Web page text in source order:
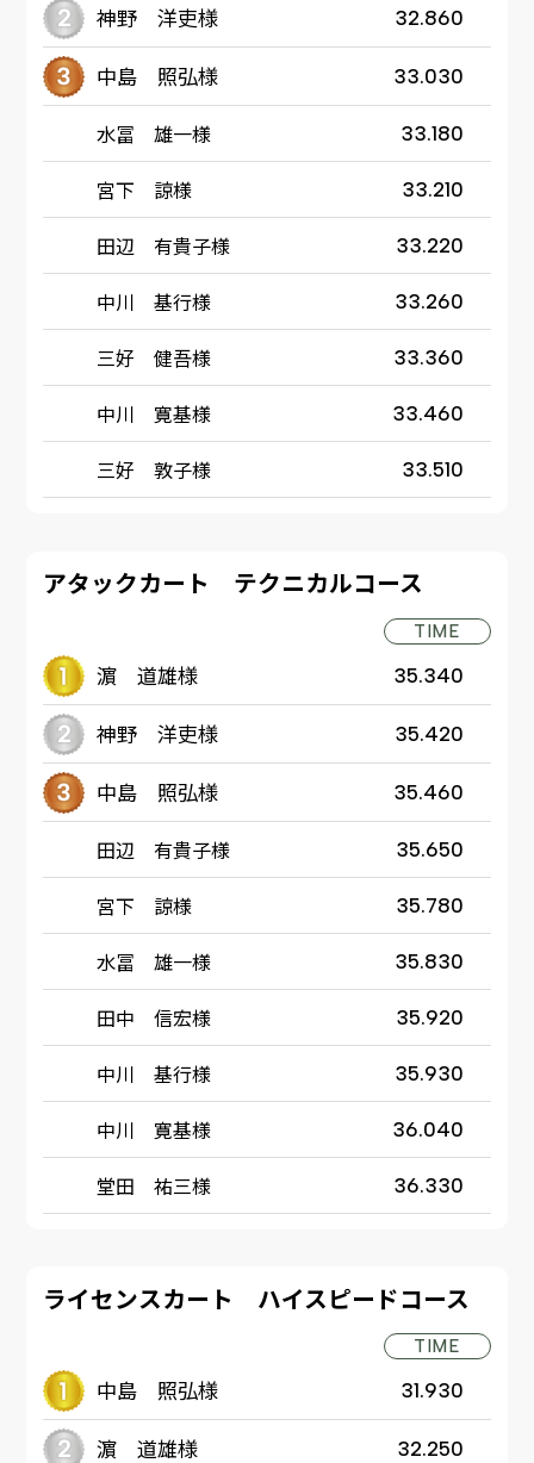
神野 洋吏様 32.860
中島 照弘様 33.030
水冨 雄一様 33.180
宮下 諒様 33.210
田辺 有貴子様 33.220
中川 基行様 33.260
三好 健吾様 33.360
中川 寛基様 33.460
三好 敦子様 33.510
アタックカート テクニカルコース
TIME
濵 道雄様 35.340
神野 洋吏様 35.420
中島 照弘様 35.460
田辺 有貴子様 35.650
宮下 諒様 35.780
水冨 雄一様 35.830
田中 信宏様 35.920
中川 基行様 35.930
中川 寛基様 36.040
堂田 祐三様 36.330
ライセンスカート ハイスピードコース
TIME
中島 照弘様 31.930
濵 道雄様 32.250